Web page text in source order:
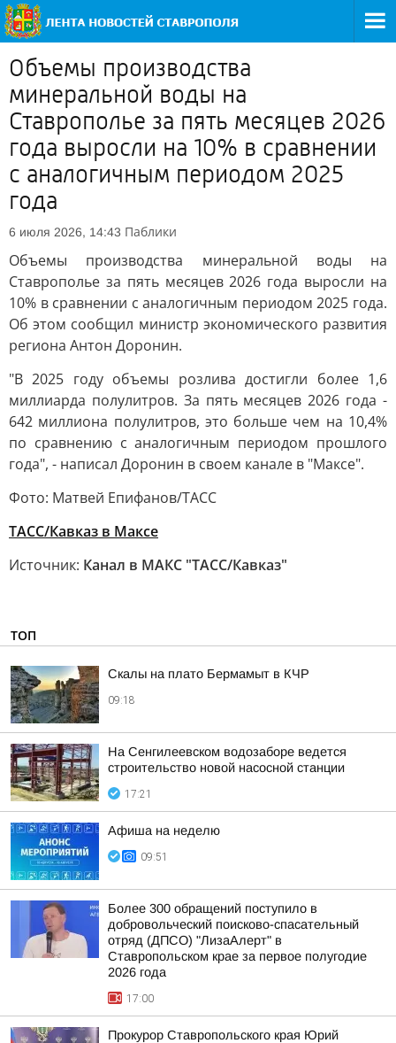
Объемы производства
минеральной воды на
Ставрополье за пять месяцев 2026
года выросли на 10% в сравнении
с аналогичным периодом 2025
года
6 июля 2026, 14:43 Паблики
Объемы производства минеральной воды на
Ставрополье за пять месяцев 2026 года выросли на
10% в сравнении с аналогичным периодом 2025 года.
Об этом сообщил министр экономического развития
региона Антон Доронин.
"В 2025 году объемы розлива достигли более 1,6
миллиарда полулитров. За пять месяцев 2026 года -
642 миллиона полулитров, это больше чем на 10,4%
по сравнению с аналогичным периодом прошлого
года", - написал Доронин в своем канале в "Максе".
Фото: Матвей Епифанов/ТАСС
ТАСС/Кавказ в Максе
Источник: Канал в МАКС "ТАСС/Кавказ"
ТОП
Скалы на плато Бермамыт в КЧР
09:18
На Сенгилеевском водозаборе ведется
строительство новой насосной станции
17:21
Афиша на неделю
09:51
Более 300 обращений поступило в
добровольческий поисково-спасательный
отряд (ДПСО) "ЛизаАлерт" в
Ставропольском крае за первое полугодие
2026 года
17:00
Прокурор Ставропольского края Юрий